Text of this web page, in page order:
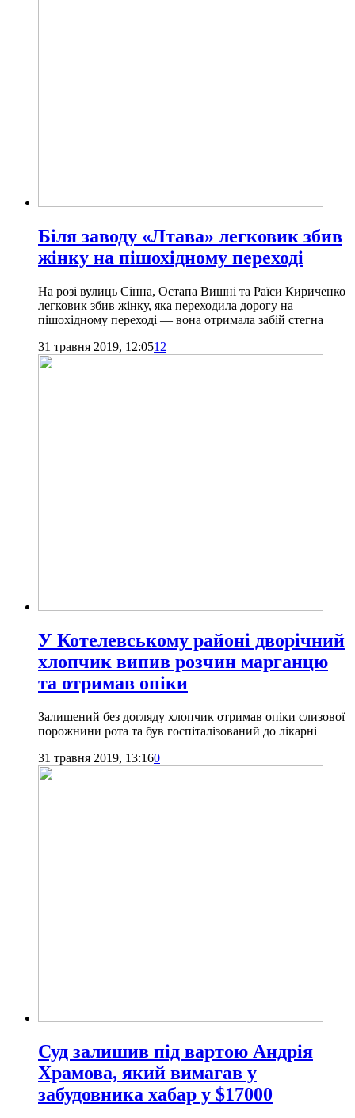
Біля заводу «Лтава» легковик збив
жінку на пішохідному переході
На розі вулиць Сінна, Остапа Вишні та Раїси Кириченко
легковик збив жінку, яка переходила дорогу на
пішохідному переході — вона отримала забій стегна
31 травня 2019, 12:0512
У Котелевському районі дворічний
хлопчик випив розчин марганцю
та отримав опіки
Залишений без догляду хлопчик отримав опіки слизової
порожнини рота та був госпіталізований до лікарні
31 травня 2019, 13:160
Суд залишив під вартою Андрія
Храмова, який вимагав у
забудовника хабар у $17000